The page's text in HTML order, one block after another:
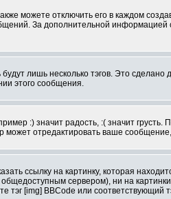
можете отключить его в каждом
За дополнительной информацией
лишь несколько тэгов. Это сделано
этого сообщения.
:) значит радость, :( значит
может отредактировать ваше
ссылку на картинку, которая
сервером), ни на
[img] BBCode или соответствующий